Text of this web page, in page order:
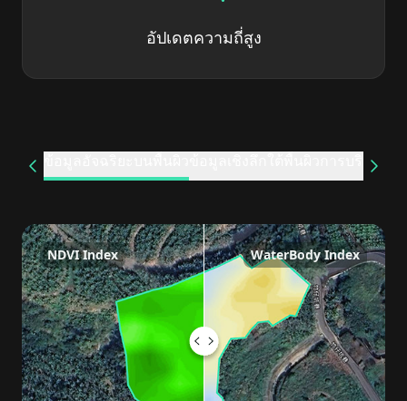
อัปเดตความถี่สูง
การบริหาร
NDVI Index WaterBody Index